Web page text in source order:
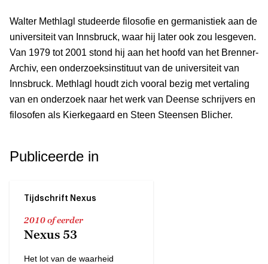
Walter Methlagl studeerde filosofie en germanistiek aan de
universiteit van Innsbruck, waar hij later ook zou lesgeven.
Van 1979 tot 2001 stond hij aan het hoofd van het Brenner-
Archiv, een onderzoeksinstituut van de universiteit van
Innsbruck. Methlagl houdt zich vooral bezig met vertaling
van en onderzoek naar het werk van Deense schrijvers en
filosofen als Kierkegaard en Steen Steensen Blicher.
Publiceerde in
Tijdschrift Nexus
2010 of eerder
Nexus 53
Het lot van de waarheid